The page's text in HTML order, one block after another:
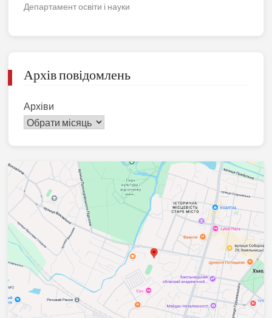
Департамент освіти і науки
Архів повідомлень
Архіви